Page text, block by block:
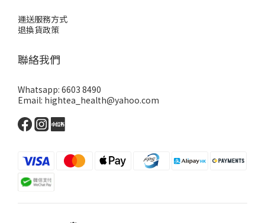
運送服務方式
退換貨政策
聯絡我們
Whatsapp: 6603 8490
Email: hightea_health@yahoo.com